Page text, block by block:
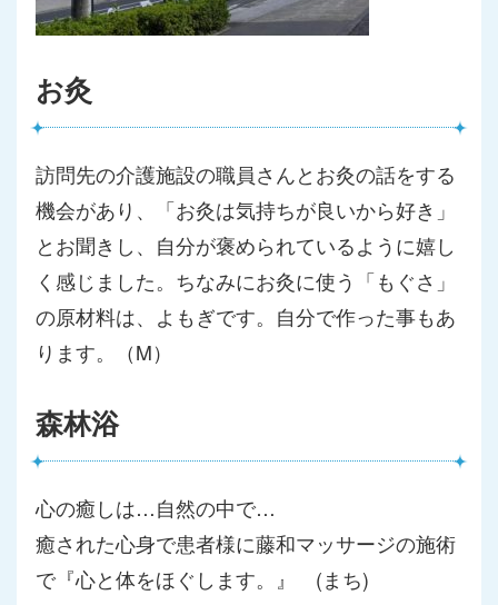
お灸
訪問先の介護施設の職員さんとお灸の話をする
機会があり、「お灸は気持ちが良いから好き」
とお聞きし、 自分が褒められているように嬉し
く感じました。 ちなみにお灸に使う「もぐさ」
の原材料は、よもぎです。 自分で作った事もあ
ります。（M）
森林浴
心の癒しは…自然の中で…
癒された心身で患者様に藤和マッサージの施術
で『心と体をほぐします。』 (まち)